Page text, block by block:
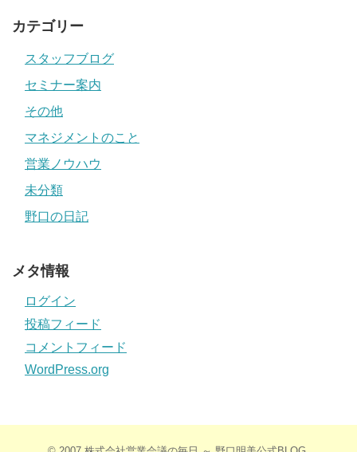
カテゴリー
スタッフブログ
セミナー案内
その他
マネジメントのこと
営業ノウハウ
未分類
野口の日記
メタ情報
ログイン
投稿フィード
コメントフィード
WordPress.org